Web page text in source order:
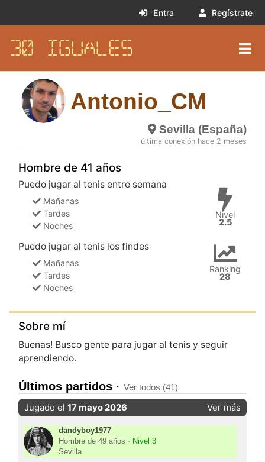
Entra Regístrate
30 IGUALES
Antonio_CM
Sevilla (España)
última conexión hace 2 meses
Hombre de 41 años
Puedo jugar al tenis entre semana
Mañanas
Tardes
Noches
Puedo jugar al tenis los findes
Mañanas
Tardes
Noches
Nivel
2.5
Ranking
28
Sobre mí
Buenas! Busco gente para jugar al tenis y seguir
aprendiendo.
Últimos partidos ·Ver todos (41)
Jugado el17 mayo 2026 Ver más
dandyboy1977
Hombre de 49 años · Nivel 3
Sevilla